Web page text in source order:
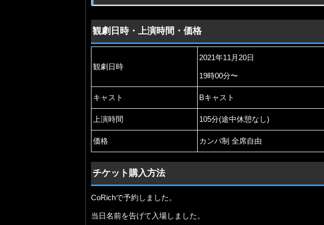
観劇日時・上演時間・価格
観劇日時
2021年11月20日
19時00分〜
キャスト Bキャスト
上演時間 105分(途中休憩なし)
価格 カンパ制 全席自由
チケット購入方法
CoRichで予約しました。
当日名前を告げて入場しました。